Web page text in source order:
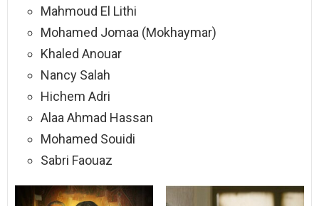
Mahmoud El Lithi
Mohamed Jomaa (Mokhaymar)
Khaled Anouar
Nancy Salah
Hichem Adri
Alaa Ahmad Hassan
Mohamed Souidi
Sabri Faouaz